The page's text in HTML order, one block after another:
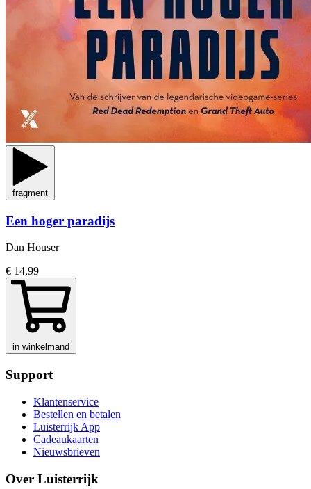
fragment
Een hoger paradijs
Dan Houser
€ 14,99
in winkelmand
Support
Klantenservice
Bestellen en betalen
Luisterrijk App
Cadeaukaarten
Nieuwsbrieven
Over Luisterrijk